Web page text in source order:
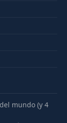
mundo (y 4